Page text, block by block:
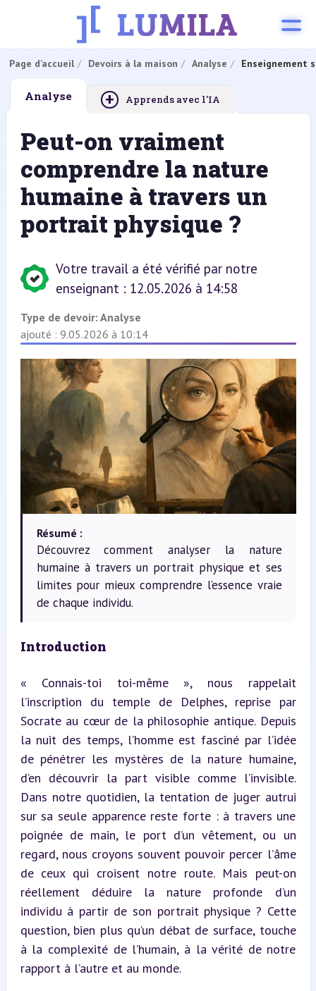
Page d’accueil Devoirs à la maison Analyse Enseignement
Analyse + Apprends avec l'IA
Peut-on vraiment
comprendre la nature
humaine à travers un
portrait physique ?
Votre travail a été vérifié par notre
enseignant : 12.05.2026 à 14:58
Type de devoir: Analyse
ajouté : 9.05.2026 à 10:14
Résumé :
Découvrez comment analyser la nature
humaine à travers un portrait physique et ses
limites pour mieux comprendre l’essence vraie
de chaque individu.
Introduction
« Connais-toi toi-même », nous rappelait
l’inscription du temple de Delphes, reprise par
Socrate au cœur de la philosophie antique. Depuis
la nuit des temps, l’homme est fasciné par l’idée
de pénétrer les mystères de la nature humaine,
d’en découvrir la part visible comme l’invisible.
Dans notre quotidien, la tentation de juger autrui
sur sa seule apparence reste forte : à travers une
poignée de main, le port d’un vêtement, ou un
regard, nous croyons souvent pouvoir percer l’âme
de ceux qui croisent notre route. Mais peut-on
réellement déduire la nature profonde d’un
individu à partir de son portrait physique ? Cette
question, bien plus qu’un débat de surface, touche
à la complexité de l’humain, à la vérité de notre
rapport à l’autre et au monde.